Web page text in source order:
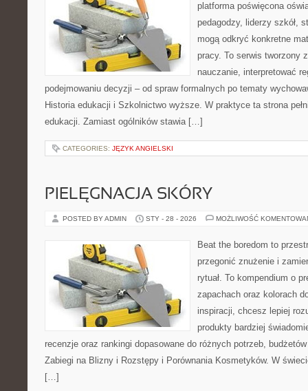
platforma poświęcona
pedagodzy, liderzy szkół,
mogą odkryć konkretne
pracy. To serwis tworzony
nauczanie, interpretować
podejmowaniu decyzji – od spraw formalnych po tematy
Historia edukacji i Szkolnictwo wyższe. W praktyce ta strona
edukacji. Zamiast ogólników stawia […]
CATEGORIES: JĘZYK ANGIELSKI
PIELĘGNACJA SKÓRY
POSTED BY ADMIN STY - 28 - 2026 MOŻLIWOŚĆ
Beat the boredom to
przegonić znużenie i
rytuał. To kompendium o
zapachach oraz kolorach
inspiracji, chcesz lepiej
produkty bardziej
recenzje oraz rankingi dopasowane do różnych potrzeb,
Zabiegi na Blizny i Rozstępy i Porównania Kosmetyków. W
[…]